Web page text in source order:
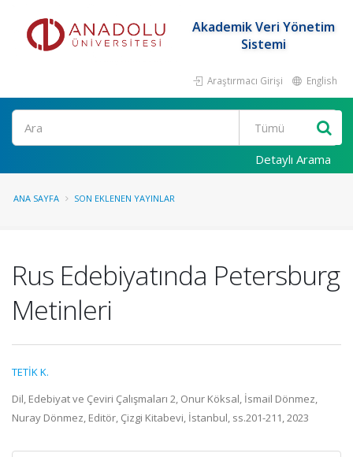
Akademik Veri Yönetim
Sistemi
Araştırmacı Girişi English
Ara
Detaylı Arama
ANA SAYFA SON EKLENEN YAYINLAR
Rus Edebiyatında Petersburg
Metinleri
TETİK K.
Dil, Edebiyat ve Çeviri Çalışmaları 2, Onur Köksal, İsmail Dönmez,
Nuray Dönmez, Editör, Çizgi Kitabevi, İstanbul, ss.201-211, 2023